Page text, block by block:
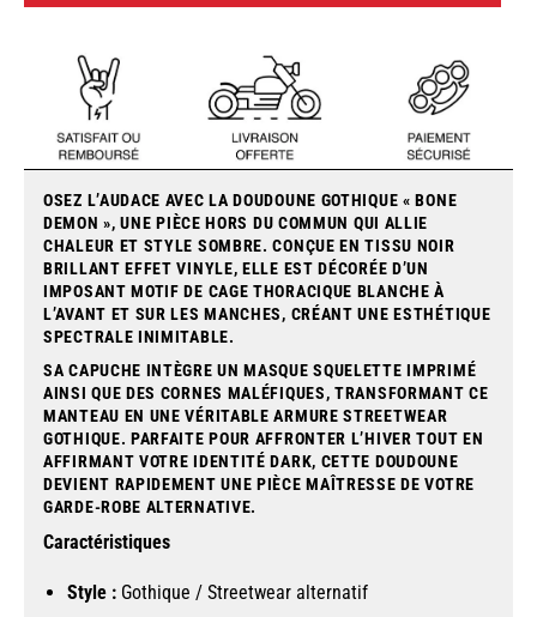
OSEZ L’AUDACE AVEC LA DOUDOUNE GOTHIQUE « BONE
DEMON », UNE PIÈCE HORS DU COMMUN QUI ALLIE
CHALEUR ET STYLE SOMBRE. CONÇUE EN TISSU NOIR
BRILLANT EFFET VINYLE, ELLE EST DÉCORÉE D’UN
IMPOSANT MOTIF DE CAGE THORACIQUE BLANCHE À
L’AVANT ET SUR LES MANCHES, CRÉANT UNE ESTHÉTIQUE
SPECTRALE INIMITABLE.
SA CAPUCHE INTÈGRE UN MASQUE SQUELETTE IMPRIMÉ
AINSI QUE DES CORNES MALÉFIQUES, TRANSFORMANT CE
MANTEAU EN UNE VÉRITABLE ARMURE STREETWEAR
GOTHIQUE. PARFAITE POUR AFFRONTER L’HIVER TOUT EN
AFFIRMANT VOTRE IDENTITÉ DARK, CETTE DOUDOUNE
DEVIENT RAPIDEMENT UNE PIÈCE MAÎTRESSE DE VOTRE
GARDE-ROBE ALTERNATIVE.
Caractéristiques
Style : Gothique / Streetwear alternatif